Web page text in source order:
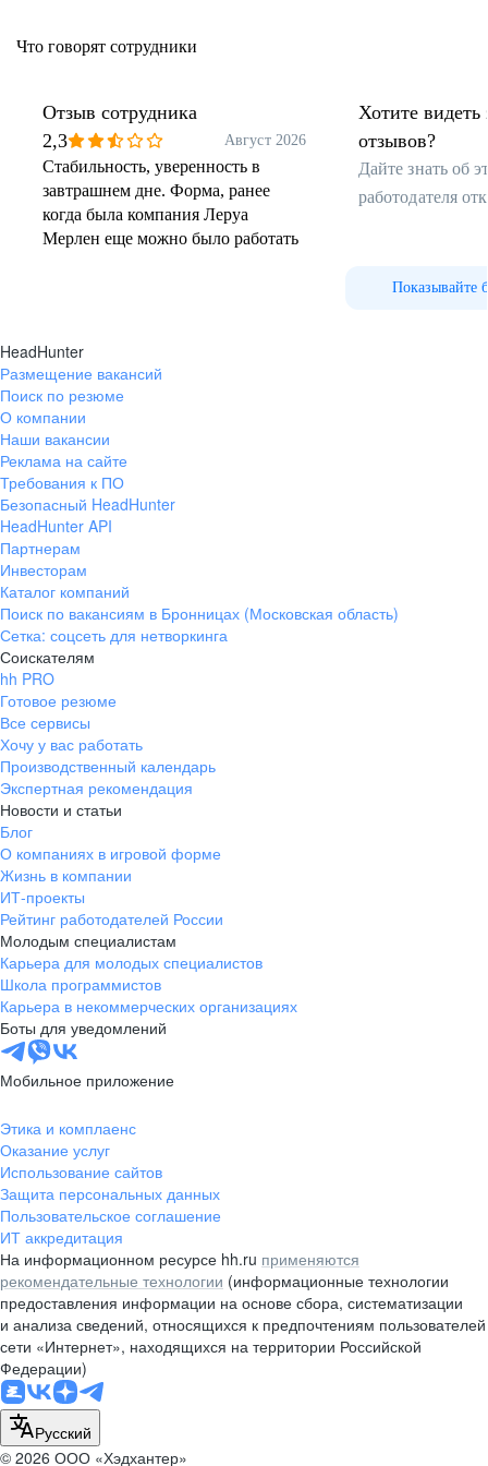
Технологии
оптимизируем код под требования InnerSource и пробуем
новые технологии — предложить исследование может любой
сотрудник или команда.
Узнать больше о нашей инженерной культуре и стеке
как строим технологичную компанию-платформу
и делимся экспертизой
ПОДПИСАТЬСЯ НА КАНАЛ
Что говорят сотрудники
Отзыв сотрудника
2,3
Август 2026
Стабильность, уверенность в
завтрашнем дне. Форма, ранее
когда была компания Леруа
Мерлен еще можно было работать
Хотите видеть
отзывов?
Дайте знать об
работодателя
Показывайте
HeadHunter
Размещение вакансий
Поиск по резюме
О компании
Наши вакансии
Реклама на сайте
Требования к ПО
Безопасный HeadHunter
HeadHunter API
Партнерам
Инвесторам
Каталог компаний
Поиск по вакансиям в Бронницах (Московская область)
Сетка: соцсеть для нетворкинга
Соискателям
hh PRO
Готовое резюме
Все сервисы
Хочу у вас работать
Производственный календарь
Экспертная рекомендация
Новости и статьи
Блог
О компаниях в игровой форме
Жизнь в компании
ИТ-проекты
Рейтинг работодателей России
Молодым специалистам
Карьера для молодых специалистов
Школа программистов
Карьера в некоммерческих организациях
Боты для уведомлений
Мобильное приложение
Этика и комплаенс
Оказание услуг
Использование сайтов
Защита персональных данных
Пользовательское соглашение
ИТ аккредитация
На информационном ресурсе hh.ru применяются
рекомендательные технологии (информационные технологии
предоставления информации на основе сбора, систематизации
и анализа сведений, относящихся к предпочтениям пользователей
сети «Интернет», находящихся на территории Российской
Федерации)
Русский
© 2026 ООО «Хэдхантер»